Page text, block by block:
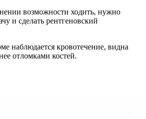
возможности ходить, нужно
и сделать рентгеновский
наблюдается кровотечение, видна
отломками костей.